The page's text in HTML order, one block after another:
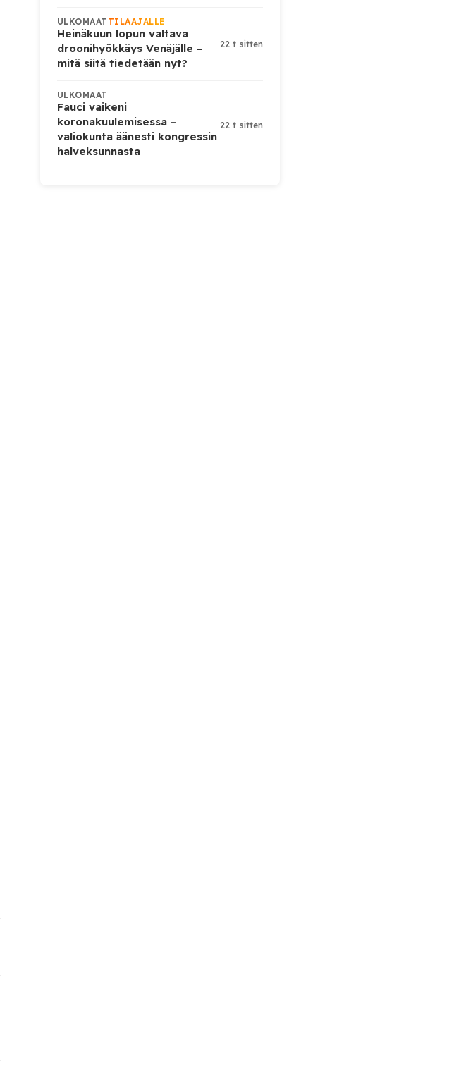
ULKOMAAT TILAAJALLE
Heinäkuun lopun valtava
droonihyökkäys Venäjälle –
mitä siitä tiedetään nyt?
22 t sitten
ULKOMAAT
Fauci vaikeni
koronakuulemisessa –
valiokunta äänesti kongressin
halveksunnasta
22 t sitten